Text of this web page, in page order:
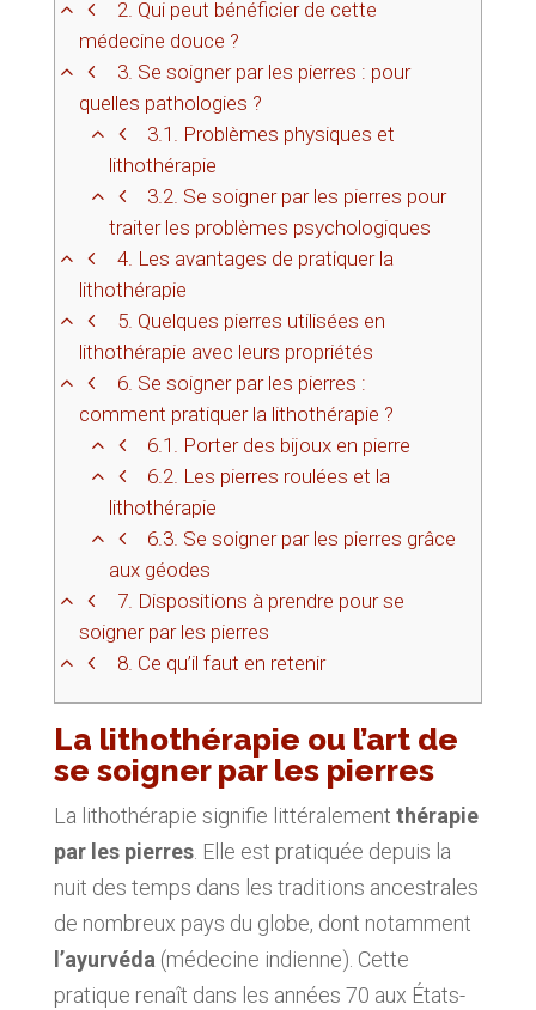
2. Qui peut bénéficier de cette
médecine douce ?
3. Se soigner par les pierres : pour
quelles pathologies ?
3.1. Problèmes physiques et
lithothérapie
3.2. Se soigner par les pierres pour
traiter les problèmes psychologiques
4. Les avantages de pratiquer la
lithothérapie
5. Quelques pierres utilisées en
lithothérapie avec leurs propriétés
6. Se soigner par les pierres :
comment pratiquer la lithothérapie ?
6.1. Porter des bijoux en pierre
6.2. Les pierres roulées et la
lithothérapie
6.3. Se soigner par les pierres grâce
aux géodes
7. Dispositions à prendre pour se
soigner par les pierres
8. Ce qu’il faut en retenir
La lithothérapie ou l’art de
se soigner par les pierres
La lithothérapie signifie littéralement thérapie
par les pierres. Elle est pratiquée depuis la
nuit des temps dans les traditions ancestrales
de nombreux pays du globe, dont notamment
l’ayurvéda(médecine indienne). Cette
pratique renaît dans les années 70 aux États-